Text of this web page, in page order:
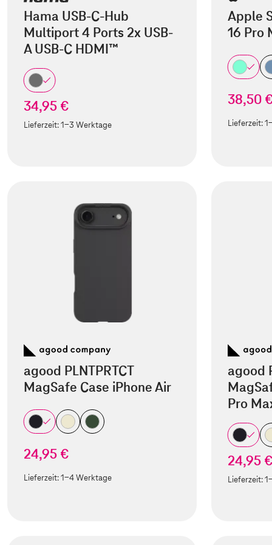
Hama USB-C-Hub
Multiport 4 Ports 2x USB-
A USB-C HDMI™
34,95 €
Lieferzeit:1-3 Werktage
Apple
16 Pro
38,50
Lieferzeit:
agood PLNTPRTCT
MagSafe Case iPhone Air
24,95 €
Lieferzeit:1-4 Werktage
agood
Pro
24,95
Lieferzeit: